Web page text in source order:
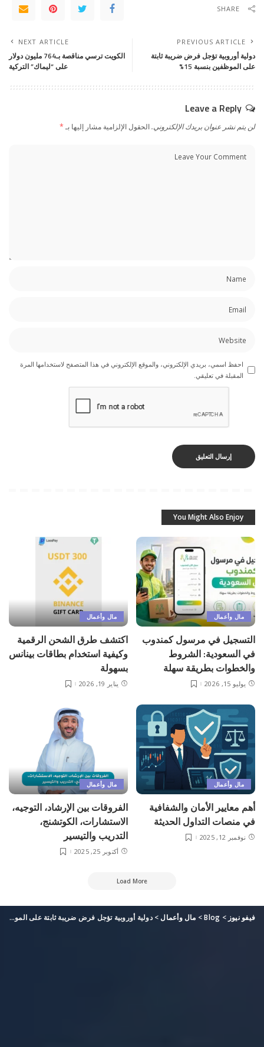
SHARE
PREVIOUS ARTICLE
دولية أوروبية تؤجل فرض ضريبة ثابتة
على الموظفين بنسبة 15%
NEXT ARTICLE
الكويت ترسي مناقصة بـ764 مليون دولار
على “ليماك” التركية
Leave a Reply
لن يتم نشر عنوان بريدك الإلكتروني.الحقول الإلزامية مشار إليها بـ*
احفظ اسمي، بريدي الإلكتروني، والموقع الإلكتروني في هذا المتصفح لاستخدامها المرة
المقبلة في تعليقي.
You Might Also Enjoy
مال وأعمال
التسجيل في مرسول كمندوب
في السعودية: الشروط
والخطوات بطريقة سهلة
يوليو 15, 2026
مال وأعمال
اكتشف طرق الشحن الرقمية
وكيفية استخدام بطاقات بينانس
بسهولة
يناير 19, 2026
مال وأعمال
أهم معايير الأمان والشفافية
في منصات التداول الحديثة
نوفمبر 12, 2025
مال وأعمال
الفروقات بين الإرشاد، التوجيه،
الاستشارات، الكوتشنج،
التدريب والتيسير
أكتوبر 25, 2025
Load More
فيفو نيوز >
Blog
> مال وأعمال>دولية أوروبية تؤجل فرض ضريبة ثابتة على الموظفين بنسبة 15%